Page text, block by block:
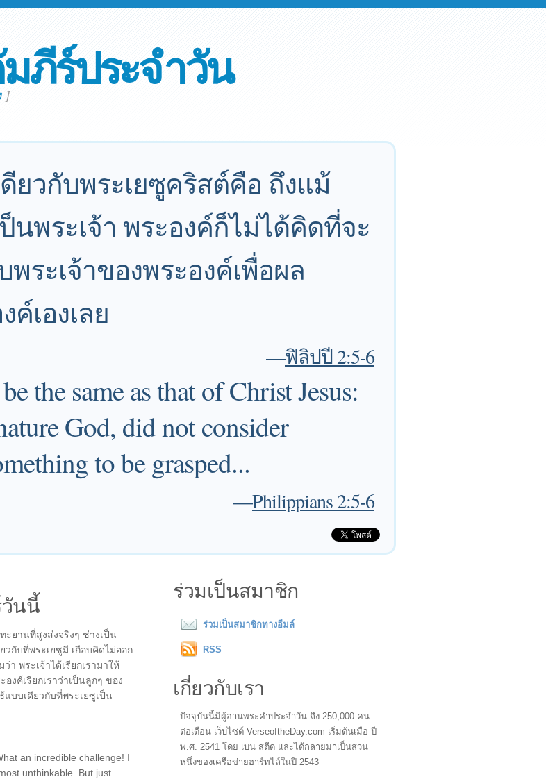
ภีร์ประจำวัน
]
วกับพระเยซูคริสต์คือ ถึงแม้
นพระเจ้า พระองค์ก็ไม่ได้คิดที่จะ
ระเจ้าของพระองค์เพื่อผล
เองเลย
—ฟิลิปปี 2:5-6
the same as that of Christ Jesus:
God, did not consider
to be grasped...
—Philippians 2:5-6
นนี้
ะยานที่สูงส่งจริงๆ ช่างเป็น
กับที่พระเยซูมี เกือบคิดไม่ออก
า พระเจ้าได้เรียกเรามาให้
งค์เรียกเราว่าเป็นลูกๆ ของ
แบบเดียวกับที่พระเยซูเป็น
an incredible challenge! I
unthinkable. But just
ร่วมเป็นสมาชิก
ร่วมเป็นสมาชิกทางอีมล์
RSS
เกี่ยวกับเรา
ปัจจุบันนี้มีผู้อ่านพระคำประจำวัน ถึง 250,000 คน
ต่อเดือน เว็บไซต์ VerseoftheDay.com เริ่มต้นเมื่อ ปี
พ.ศ. 2541 โดย เบน สตีด และได้กลายมาเป็นส่วน
หนึ่งของเครือข่ายฮาร์ทไล์ในปี 2543